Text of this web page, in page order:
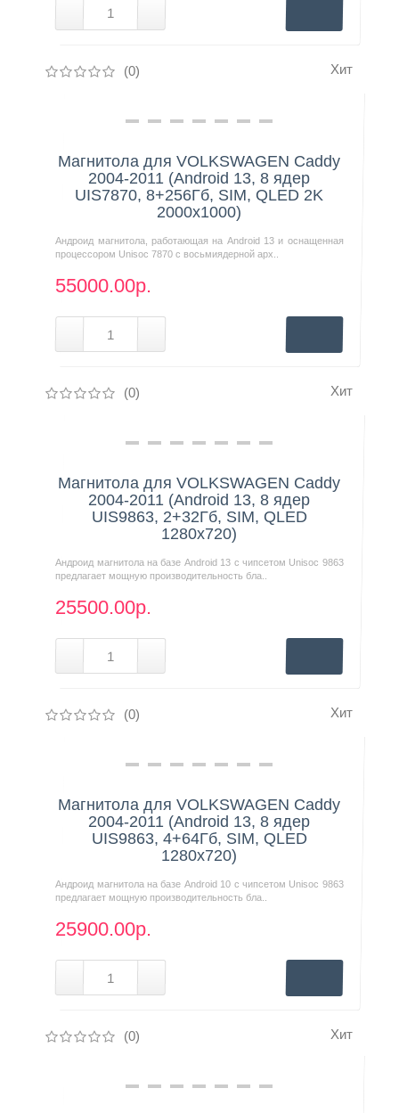
(0) Хит
Нашли дешевле?
Магнитола для VOLKSWAGEN Caddy
2004-2011 (Android 13, 8 ядер
UIS7870, 8+256Гб, SIM, QLED 2K
2000x1000)
Андроид магнитола, работающая на Android 13 и оснащенная
процессором Unisoc 7870 с восьмиядерной арх..
55000.00р.
(0) Хит
Нашли дешевле?
Магнитола для VOLKSWAGEN Caddy
2004-2011 (Android 13, 8 ядер
UIS9863, 2+32Гб, SIM, QLED
1280x720)
Андроид магнитола на базе Android 13 с чипсетом Unisoc 9863
предлагает мощную производительность бла..
25500.00р.
(0) Хит
Нашли дешевле?
Магнитола для VOLKSWAGEN Caddy
2004-2011 (Android 13, 8 ядер
UIS9863, 4+64Гб, SIM, QLED
1280x720)
Андроид магнитола на базе Android 10 с чипсетом Unisoc 9863
предлагает мощную производительность бла..
25900.00р.
(0) Хит
Нашли дешевле?